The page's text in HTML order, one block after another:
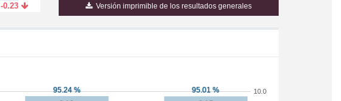
Versión imprimible de los resultados generales
-0.23
10.0